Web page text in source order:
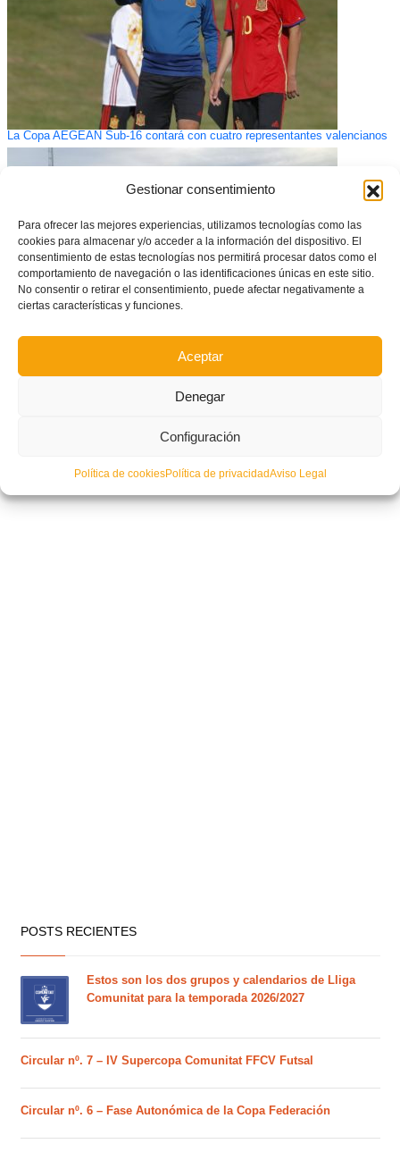
Gestionar consentimiento
Para ofrecer las mejores experiencias, utilizamos tecnologías como las
cookies para almacenar y/o acceder a la información del dispositivo. El
consentimiento de estas tecnologías nos permitirá procesar datos como el
comportamiento de navegación o las identificaciones únicas en este sitio.
No consentir o retirar el consentimiento, puede afectar negativamente a
ciertas características y funciones.
Aceptar
Denegar
Configuración
Política de cookiesPolítica de privacidadAviso Legal
La Copa AEGEAN Sub-16 contará con cuatro representantes valencianos
POSTS RECIENTES
Estos son los dos grupos y calendarios de Lliga
Comunitat para la temporada 2026/2027
Circular nº. 7 – IV Supercopa Comunitat FFCV Futsal
Circular nº. 6 – Fase Autonómica de la Copa Federación